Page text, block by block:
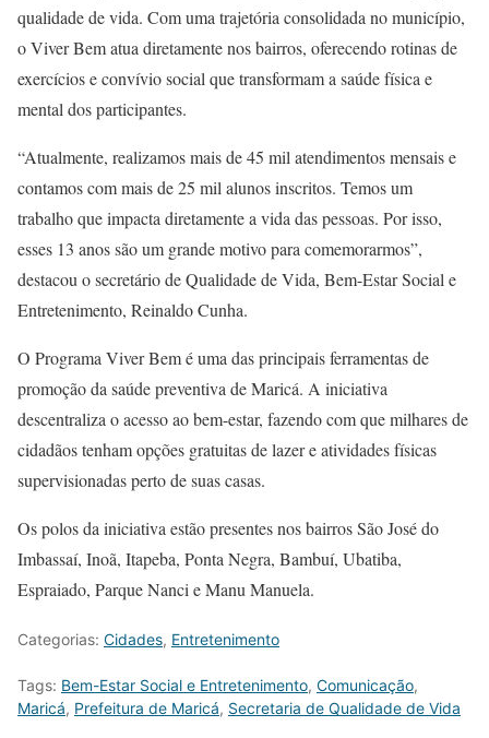
qualidade de vida. Com uma trajetória consolidada no município,
o Viver Bem atua diretamente nos bairros, oferecendo rotinas de
exercícios e convívio social que transformam a saúde física e
mental dos participantes.
“Atualmente, realizamos mais de 45 mil atendimentos mensais e
contamos com mais de 25 mil alunos inscritos. Temos um
trabalho que impacta diretamente a vida das pessoas. Por isso,
esses 13 anos são um grande motivo para comemorarmos”,
destacou o secretário de Qualidade de Vida, Bem-Estar Social e
Entretenimento, Reinaldo Cunha.
O Programa Viver Bem é uma das principais ferramentas de
promoção da saúde preventiva de Maricá. A iniciativa
descentraliza o acesso ao bem-estar, fazendo com que milhares de
cidadãos tenham opções gratuitas de lazer e atividades físicas
supervisionadas perto de suas casas.
Os polos da iniciativa estão presentes nos bairros São José do
Imbassaí, Inoã, Itapeba, Ponta Negra, Bambuí, Ubatiba,
Espraiado, Parque Nanci e Manu Manuela.
Categorias: Cidades, Entretenimento
Tags: Bem-Estar Social e Entretenimento, Comunicação,
Maricá, Prefeitura de Maricá, Secretaria de Qualidade de Vida